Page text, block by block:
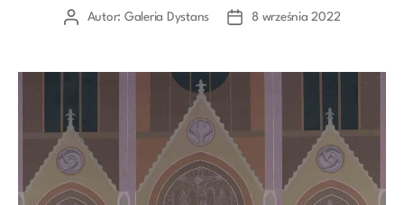
AutorAutor: Galeria Dystans
Data8 września 2022